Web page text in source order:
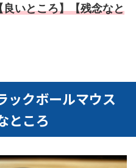
いところ】【残念なと
ックボールマウス
ところ